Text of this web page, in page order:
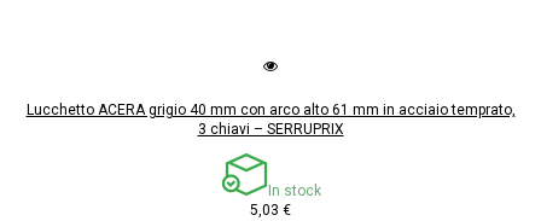
Lucchetto ACERA grigio 40 mm con arco alto 61 mm in acciaio temprato,
3 chiavi – SERRUPRIX
In stock
5,03 €